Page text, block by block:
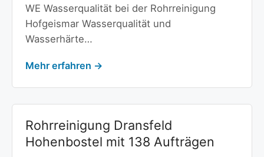
WE Wasserqualität bei der Rohrreinigung
Hofgeismar Wasserqualität und
Wasserhärte…
Mehr erfahren →
Rohrreinigung Dransfeld
Hohenbostel mit 138 Aufträgen